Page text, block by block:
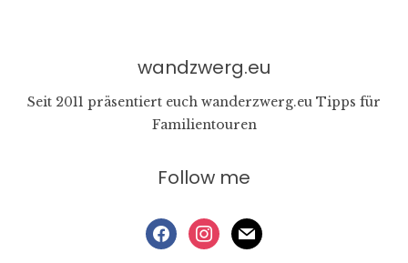
wandzwerg.eu
Seit 2011 präsentiert euch wanderzwerg.eu Tipps für
Familientouren
Follow me
facebookinstagram
mail